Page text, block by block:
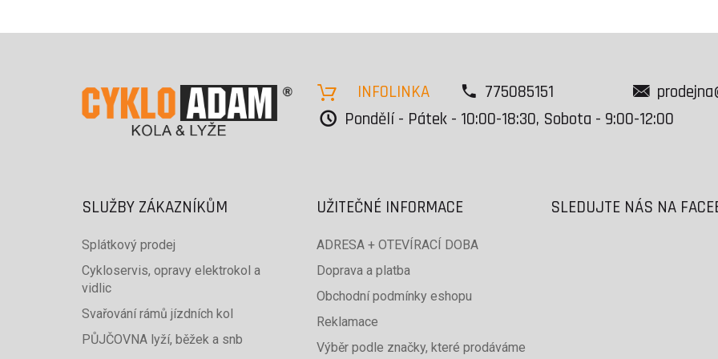
INFOLINKA 775085151
Pondělí - Pátek - 10:00-18:30, Sobota - 9:00-12:00
SLUŽBY ZÁKAZNÍKŮM
Splátkový prodej
Cykloservis, opravy elektrokol a
vidlic
Svařování rámů jízdních kol
PŮJČOVNA lyží, běžek a snb
UŽITEČNÉ INFORMACE
ADRESA + OTEVÍRACÍ DOBA
Doprava a platba
Obchodní podmínky eshopu
Reklamace
Výběr podle značky, které prodáváme
SLEDUJTE NÁS NA